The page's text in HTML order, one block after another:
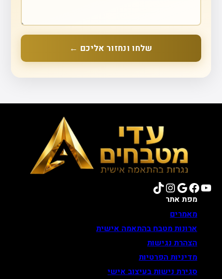
שלחו ונחזור אליכם ←
YouTube
Facebook
Google
Instagram
TikTok
מפת אתר
מאמרים
ארונות מטבח בהתאמה אישית
הצהרת נגישות
מדיניות הפרטיות
סגירת נישות בעיצוב אישי